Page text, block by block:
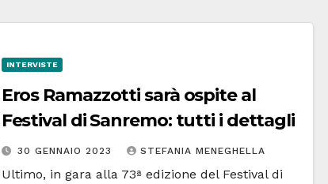
INTERVISTE
Eros Ramazzotti sarà ospite al
Festival di Sanremo: tutti i dettagli
30 GENNAIO 2023 STEFANIA MENEGHELLA
Ultimo, in gara alla 73ª edizione del Festival di